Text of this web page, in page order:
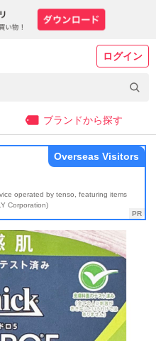
ログイン
ブランドから探す
operated by tenso, featuring items
Corporation)
Overseas Visitors